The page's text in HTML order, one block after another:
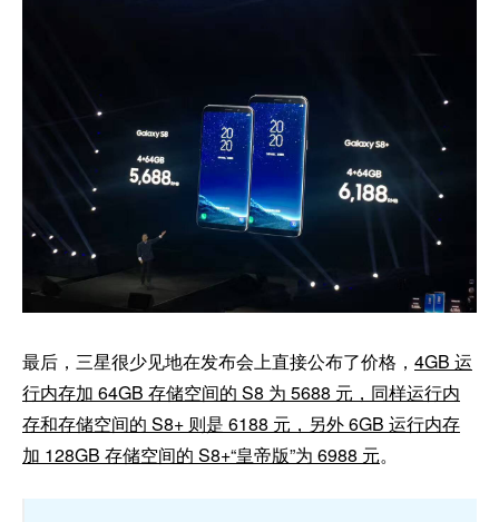
最后，三星很少见地在发布会上直接公布了价格， 4GB 运
行内存加 64GB 存储空间的 S8 为 5688 元，同样运行内
存和存储空间的 S8+ 则是 6188 元，另外 6GB 运行内存
加 128GB 存储空间的 S8+“皇帝版”为 6988 元。